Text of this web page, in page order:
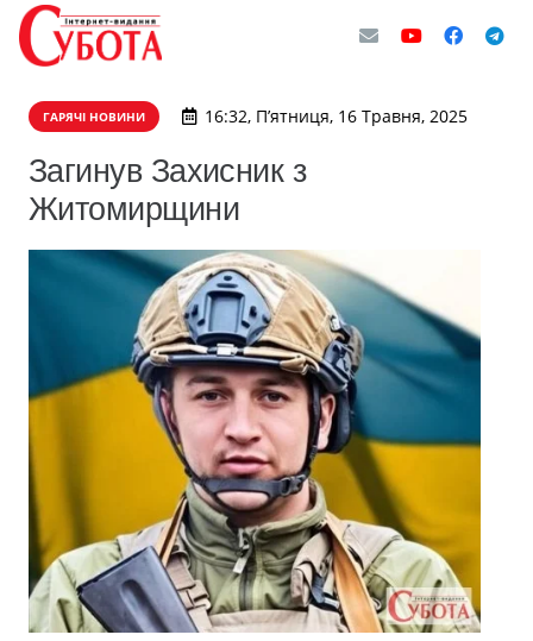
ГАРЯЧІ НОВИНИ 16:32, П’ятниця, 16 Травня, 2025
Загинув Захисник з
Житомирщини